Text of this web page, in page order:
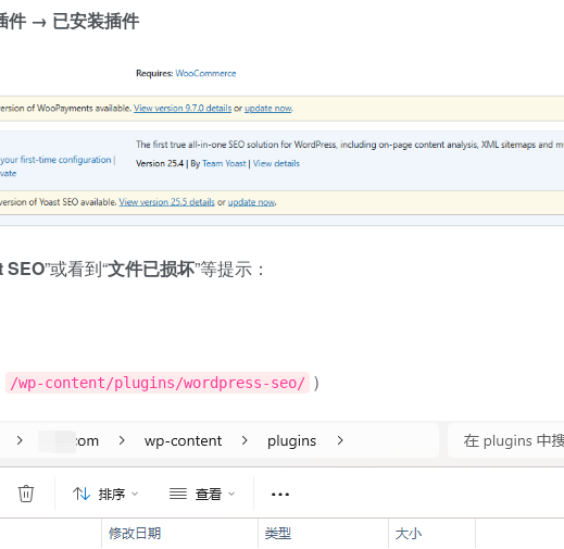
件 → 已安装插件
SEO”或看到“文件已损坏”等提示：
/wp-content/plugins/wordpress-seo/ ）